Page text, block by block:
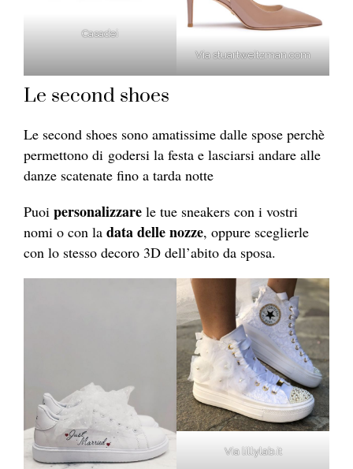
Casadei
Via stuartweitzman.com
Le second shoes
Le second shoes sono amatissime dalle spose perchè
permettono di godersi la festa e lasciarsi andare alle
danze scatenate fino a tarda notte
Puoi personalizzare le tue sneakers con i vostri
nomi o con la data delle nozze, oppure sceglierle
con lo stesso decoro 3D dell’abito da sposa.
Via lillylab.it